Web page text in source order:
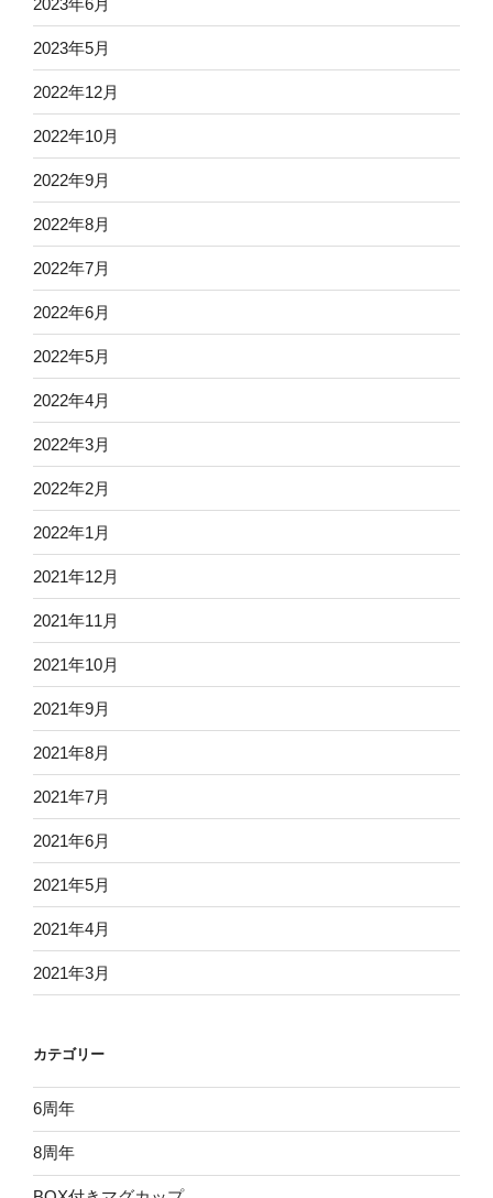
2023年5月
2022年12月
2022年10月
2022年9月
2022年8月
2022年7月
2022年6月
2022年5月
2022年4月
2022年3月
2022年2月
2022年1月
2021年12月
2021年11月
2021年10月
2021年9月
2021年8月
2021年7月
2021年6月
2021年5月
2021年4月
2021年3月
カテゴリー
6周年
8周年